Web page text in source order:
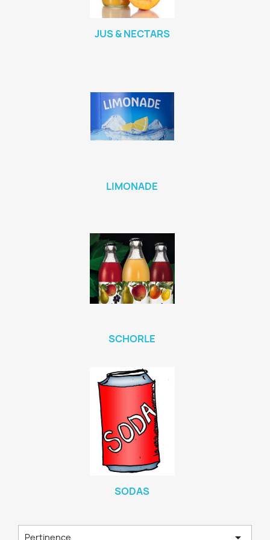
JUS & NECTARS
LIMONADE
SCHORLE
SODAS
Pertinence